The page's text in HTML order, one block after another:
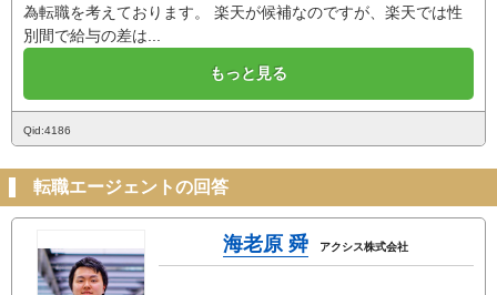
為転職を考えております。 楽天が候補なのですが、楽天では性
別間で給与の差は...
もっと見る
Qid:4186
転職エージェントの回答
海老原 舜 アクシス株式会社